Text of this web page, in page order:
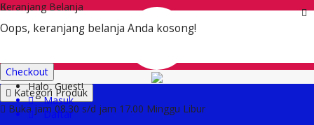
Halo, Guest!
Masuk
Daftar
Rp
Keranjang Belanja
Oops, keranjang belanja Anda kosong!
Checkout
Kategori Produk
Buka jam 08.30 s/d jam 17.00 Minggu Libur